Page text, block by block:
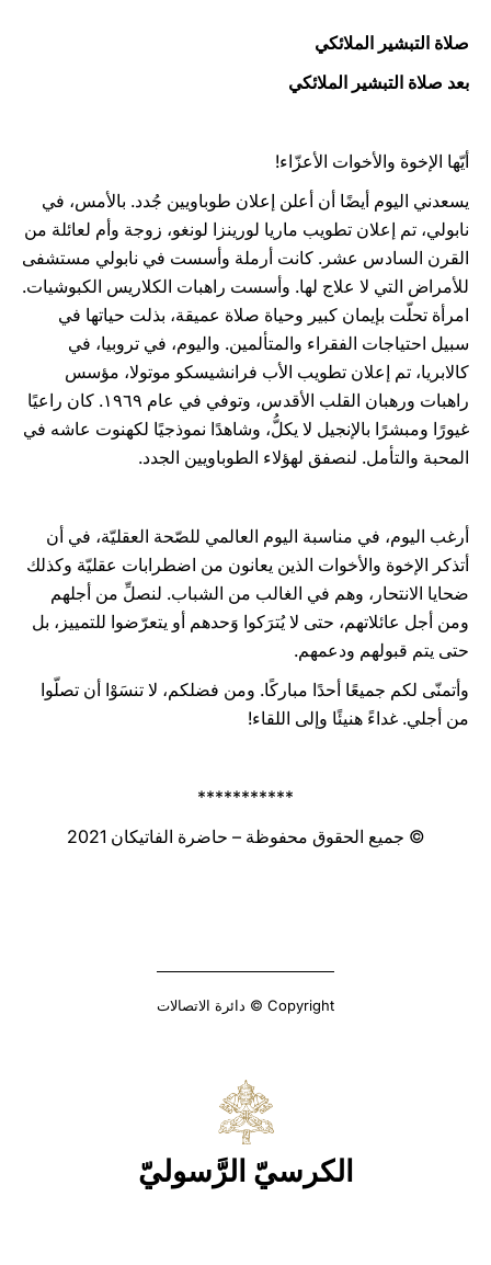
صلاة التبشير الملائكي
بعد صلاة التبشير الملائكي
أيّها الإخوة والأخوات الأعزّاء!
يسعدني اليوم أيضًا أن أعلن إعلان طوباويين جُدد. بالأمس، في
نابولي، تم إعلان تطويب ماريا لورينزا لونغو، زوجة وأم لعائلة من
القرن السادس عشر. كانت أرملة وأسست في نابولي مستشفى
للأمراض التي لا علاج لها. وأسست راهبات الكلاريس الكبوشيات.
امرأة تحلّت بإيمان كبير وحياة صلاة عميقة، بذلت حياتها في
سبيل احتياجات الفقراء والمتألمين. واليوم، في تروبيا، في
كالابريا، تم إعلان تطويب الأب فرانشيسكو موتولا، مؤسس
راهبات ورهبان القلب الأقدس، وتوفي في عام ١٩٦٩. كان راعيًا
غيورًا ومبشرًا بالإنجيل لا يكلُّ، وشاهدًا نموذجيًا لكهنوت عاشه في
المحبة والتأمل. لنصفق لهؤلاء الطوباويين الجدد.
أرغب اليوم، في مناسبة اليوم العالمي للصّحة العقليّة، في أن
أتذكر الإخوة والأخوات الذين يعانون من اضطرابات عقليّة وكذلك
ضحايا الانتحار، وهم في الغالب من الشباب. لنصلِّ من أجلهم
ومن أجل عائلاتهم، حتى لا يُترَكوا وَحدهم أو يتعرّضوا للتمييز، بل
حتى يتم قبولهم ودعمهم.
وأتمنّى لكم جميعًا أحدًا مباركًا. ومن فضلكم، لا تنسَوْا أن تصلّوا
من أجلي. غداءً هنيئًا وإلى اللقاء!
***********
© جميع الحقوق محفوظة – حاضرة الفاتيكان 2021
Copyright © دائرة الاتصالات
الكرسيّ الرَّسوليّ